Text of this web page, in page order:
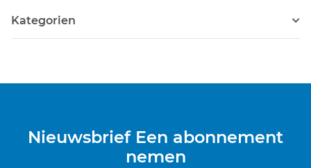
Kategorien
Nieuwsbrief Een abonnement
nemen